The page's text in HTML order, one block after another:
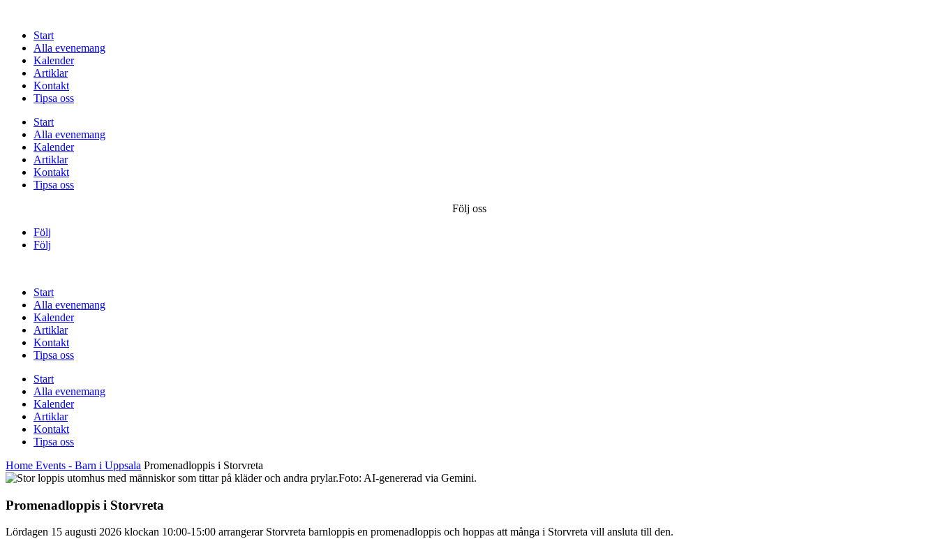
Start
Alla evenemang
Kalender
Artiklar
Kontakt
Tipsa oss
Start
Alla evenemang
Kalender
Artiklar
Kontakt
Tipsa oss
Följ oss
Följ
Följ
Start
Alla evenemang
Kalender
Artiklar
Kontakt
Tipsa oss
Start
Alla evenemang
Kalender
Artiklar
Kontakt
Tipsa oss
Home Events - Barn i Uppsala Promenadloppis i Storvreta
Foto: AI-genererad via Gemini.
Promenadloppis i Storvreta
Lördagen 15 augusti 2026 klockan 10:00-15:00 arrangerar Storvreta barnloppis en promenadloppis och hoppas att många i Storvreta vill ansluta till den.